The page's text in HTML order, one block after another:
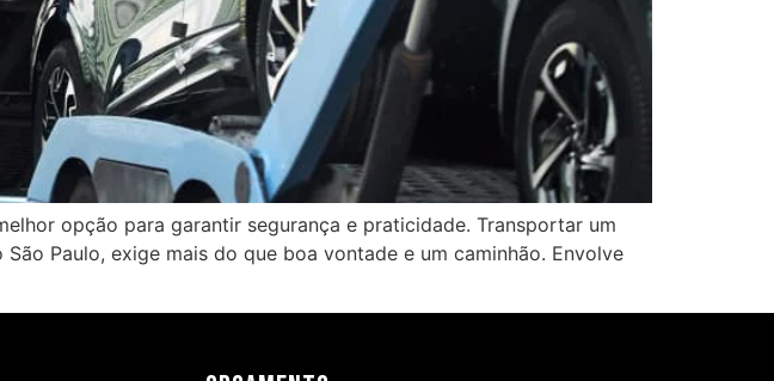
opção para garantir segurança e praticidade. Transportar um
Paulo, exige mais do que boa vontade e um caminhão. Envolve